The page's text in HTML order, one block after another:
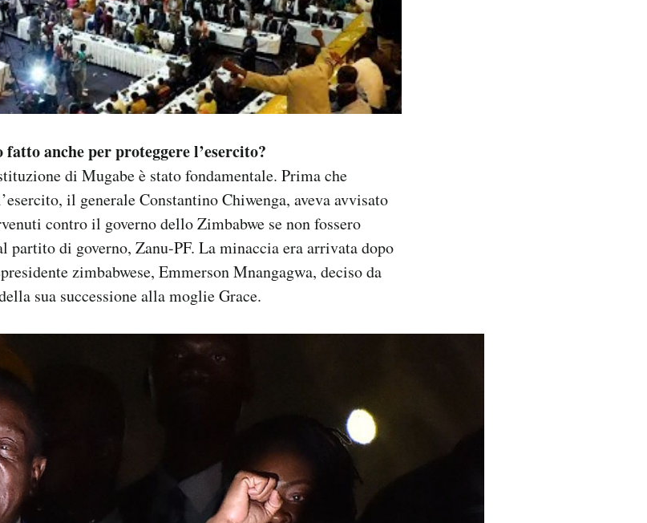
anche per proteggere l’esercito?
di Mugabe è stato fondamentale. Prima che
il generale Constantino Chiwenga, aveva avvisato
contro il governo dello Zimbabwe se non fossero
partito di governo, Zanu-PF. La minaccia era arrivata dopo
zimbabwese, Emmerson Mnangagwa, deciso da
sua successione alla moglie Grace.